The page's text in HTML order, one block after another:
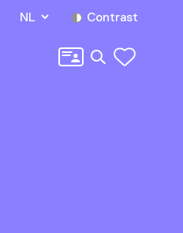
NL Contrast
Zoeken